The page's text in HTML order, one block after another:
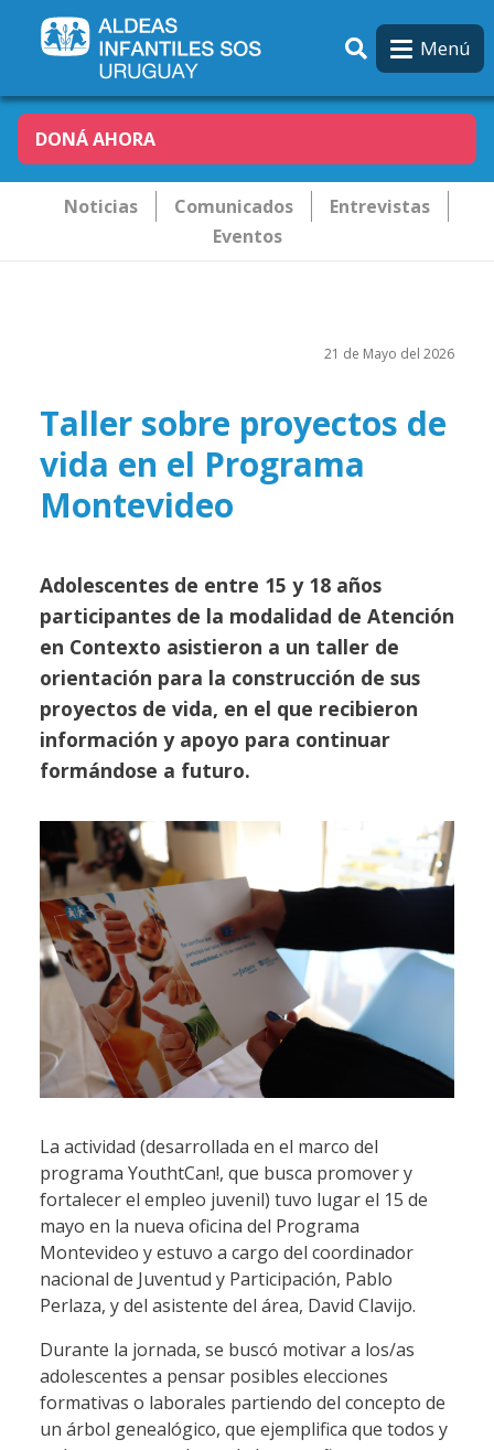
Menú
DONÁ AHORA
Novededades
Noticias Comunicados
Entrevistas
Eventos
21 de Mayo del 2026
Taller sobre proyectos de
vida en el Programa
Montevideo
Adolescentes de entre 15 y 18 años
participantes de la modalidad de Atención
en Contexto asistieron a un taller de
orientación para la construcción de sus
proyectos de vida, en el que recibieron
información y apoyo para continuar
formándose a futuro.
La actividad (desarrollada en el marco del
programa YouthtCan!, que busca promover y
fortalecer el empleo juvenil) tuvo lugar el 15 de
mayo en la nueva oficina del Programa
Montevideo y estuvo a cargo del coordinador
nacional de Juventud y Participación, Pablo
Perlaza, y del asistente del área, David Clavijo.
Durante la jornada, se buscó motivar a los/as
adolescentes a pensar posibles elecciones
formativas o laborales partiendo del concepto de
un árbol genealógico, que ejemplifica que todos y